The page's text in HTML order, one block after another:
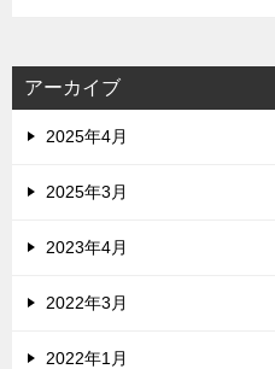
アーカイブ
2025年4月
2025年3月
2023年4月
2022年3月
2022年1月